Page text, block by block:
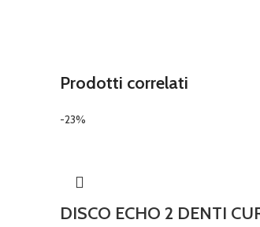
Prodotti correlati
-23%
DISCO ECHO 2 DENTI